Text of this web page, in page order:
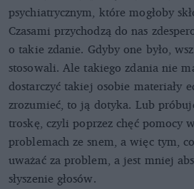
psychiatrycznym, które mogłoby
Czasami przychodzą do nas
o takie zdanie. Gdyby one było,
stosowali. Ale takiego zdania nie
dostarczyć takiej osobie materiały
zrozumieć, to ją dotyka. Lub
troskę, czyli poprzez chęć pomocy
problemach ze snem, a więc tym,
uważać za problem, a jest mniej
słyszenie głosów.